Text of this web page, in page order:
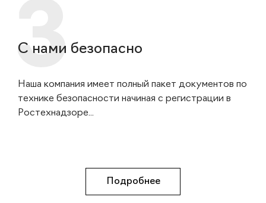
С нами безопасно
Наша компания имеет полный пакет документов по
технике безопасности начиная с регистрации в
Ростехнадзоре...
Подробнее